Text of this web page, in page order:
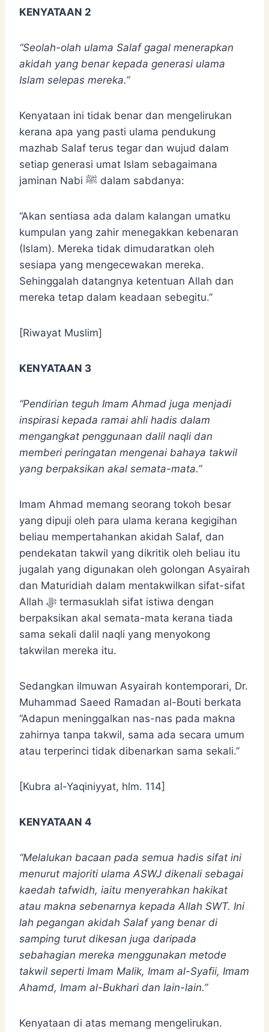
KENYATAAN 2
“Seolah-olah ulama Salaf gagal menerapkan
akidah yang benar kepada generasi ulama
Islam selepas mereka.”
Kenyataan ini tidak benar dan mengelirukan
kerana apa yang pasti ulama pendukung
mazhab Salaf terus tegar dan wujud dalam
setiap generasi umat Islam sebagaimana
jaminan Nabi ﷺ dalam sabdanya:
“Akan sentiasa ada dalam kalangan umatku
kumpulan yang zahir menegakkan kebenaran
(Islam). Mereka tidak dimudaratkan oleh
sesiapa yang mengecewakan mereka.
Sehinggalah datangnya ketentuan Allah dan
mereka tetap dalam keadaan sebegitu.”
[Riwayat Muslim]
KENYATAAN 3
“Pendirian teguh Imam Ahmad juga menjadi
inspirasi kepada ramai ahli hadis dalam
mengangkat penggunaan dalil naqli dan
memberi peringatan mengenai bahaya takwil
yang berpaksikan akal semata-mata.”
Imam Ahmad memang seorang tokoh besar
yang dipuji oleh para ulama kerana kegigihan
beliau mempertahankan akidah Salaf, dan
pendekatan takwil yang dikritik oleh beliau itu
jugalah yang digunakan oleh golongan Asyairah
dan Maturidiah dalam mentakwilkan sifat-sifat
Allah ﷻ termasuklah sifat istiwa dengan
berpaksikan akal semata-mata kerana tiada
sama sekali dalil naqli yang menyokong
takwilan mereka itu.
Sedangkan ilmuwan Asyairah kontemporari, Dr.
Muhammad Saeed Ramadan al-Bouti berkata
“Adapun meninggalkan nas-nas pada makna
zahirnya tanpa takwil, sama ada secara umum
atau terperinci tidak dibenarkan sama sekali.”
[Kubra al-Yaqiniyyat, hlm. 114]
KENYATAAN 4
“Melalukan bacaan pada semua hadis sifat ini
menurut majoriti ulama ASWJ dikenali sebagai
kaedah tafwidh, iaitu menyerahkan hakikat
atau makna sebenarnya kepada Allah SWT. Ini
lah pegangan akidah Salaf yang benar di
samping turut dikesan juga daripada
sebahagian mereka menggunakan metode
takwil seperti Imam Malik, Imam al-Syafii, Imam
Ahamd, Imam al-Bukhari dan lain-lain.”
Kenyataan di atas memang mengelirukan.